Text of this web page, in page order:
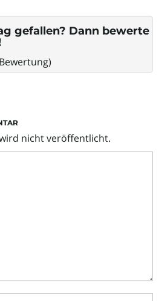
e
gefallen? Dann bewerte
nicht veröffentlicht.